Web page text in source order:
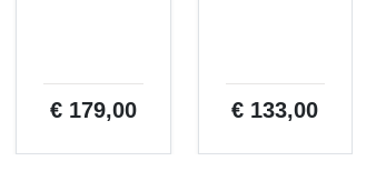
€ 179,00 € 133,00